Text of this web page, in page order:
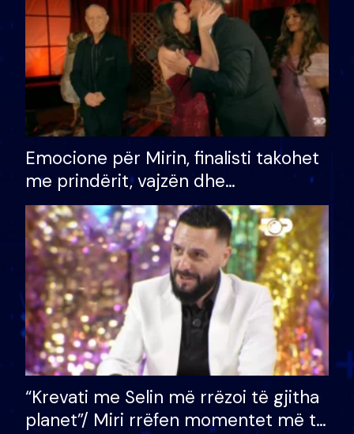
Emocione për Mirin, finalisti takohet
me prindërit, vajzën dhe
bashkëshorten: S’kemi ndonjë letër
divorci apo jo?
“Krevati me Selin më rrëzoi të gjitha
planet”/ Miri rrëfen momentet më të